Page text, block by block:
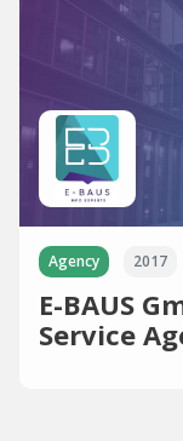
Agency 2017
E-BAUS
Service